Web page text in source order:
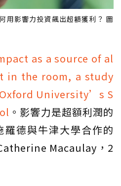
用影響力投資飆出超額獲利？ 圖
as a source of al
in the room, a study
University’s S
。影響力是超額利潤的
德與牛津大學合作的
Macaulay，2